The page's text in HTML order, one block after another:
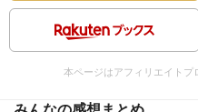
本ページはアフィリエイトプ